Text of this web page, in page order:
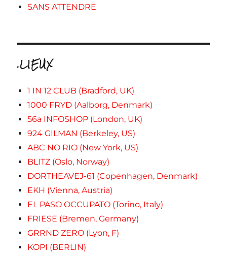
SANS ATTENDRE
.LIEUX
1 IN 12 CLUB (Bradford, UK)
1000 FRYD (Aalborg, Denmark)
56a INFOSHOP (London, UK)
924 GILMAN (Berkeley, US)
ABC NO RIO (New York, US)
BLITZ (Oslo, Norway)
DORTHEAVEJ-61 (Copenhagen, Denmark)
EKH (Vienna, Austria)
EL PASO OCCUPATO (Torino, Italy)
FRIESE (Bremen, Germany)
GRRND ZERO (Lyon, F)
KOPI (BERLIN)